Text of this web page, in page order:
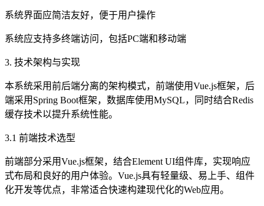
系统界面应简洁友好，便于用户操作
系统应支持多终端访问，包括PC端和移动端
3. 技术架构与实现
本系统采用前后端分离的架构模式，前端使用Vue.js框架，后
端采用Spring Boot框架，数据库使用MySQL，同时结合Redis
缓存技术以提升系统性能。
3.1 前端技术选型
前端部分采用Vue.js框架，结合Element UI组件库，实现响应
式布局和良好的用户体验。Vue.js具有轻量级、易上手、组件
化开发等优点，非常适合快速构建现代化的Web应用。